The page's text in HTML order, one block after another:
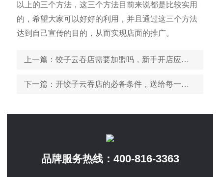
以上的三个方法，这三个方法目前来说都是比较实用
的，希望大家可以好好的利用，并且通过这三个方法
达到自己宣传的目的，从而实现店面的推广。
上一篇 ：饺子云吞店需要加盟吗，新手开店应该怎么做
下一篇 ：开饺子云吞店的必备条件，送给每一个要开店的人
品牌服务热线： 400-816-3363